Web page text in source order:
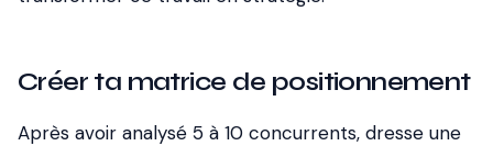
Créer ta matrice de positionnement
Après avoir analysé 5 à 10 concurrents, dresse une